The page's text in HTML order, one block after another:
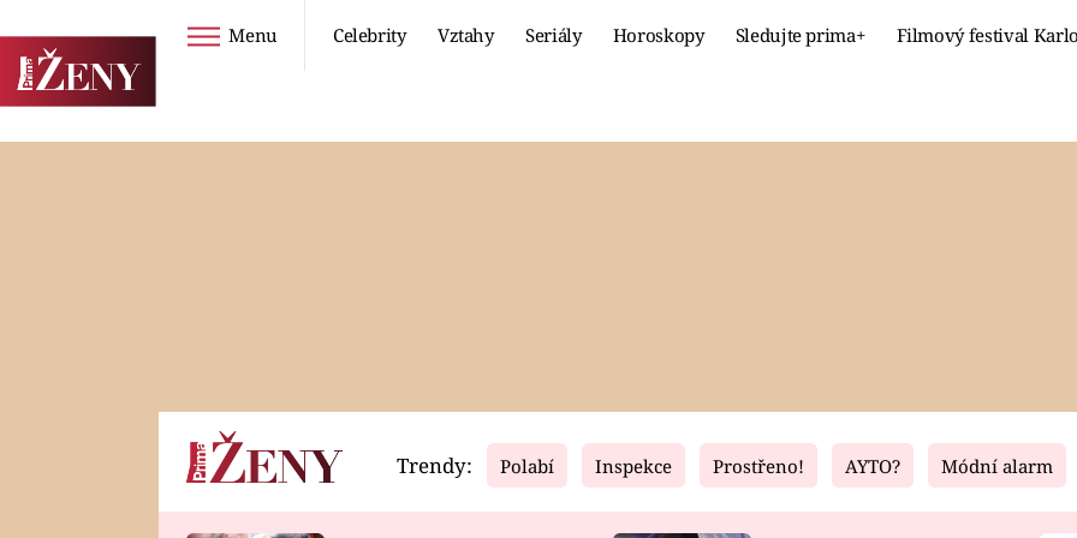
Menu Celebrity Vztahy Seriály Horoskopy Sledujte prima+ Filmový festival
Horoskopy Video Fresh Living
Trendy: Polabí Inspekce Prostřeno! AYTO? Módní alarm